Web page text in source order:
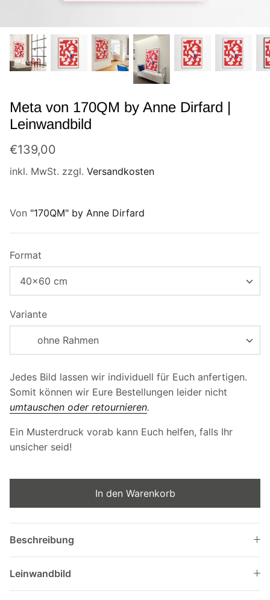
Marvel
Entenhausen
Tom & Jerry
Marioland
Sponge Bob
Garfield
Die Schlümpfe
1er Helden
2er Helden
große Kunst
€99,00
Meta von 170QM by Anne Dirfard |
Leinwandbild
€139,00
inkl. MwSt. zzgl. Versandkosten
Von "170QM" by Anne Dirfard
Format
40x60 cm
Variante
ohne Rahmen
Jedes Bild lassen wir individuell für Euch anfertigen.
Somit können wir Eure Bestellungen leider nicht
umtauschen oder retournieren.
Ein Musterdruck vorab kann Euch helfen, falls Ihr
unsicher seid!
In den Warenkorb
Beschreibung
Leinwandbild